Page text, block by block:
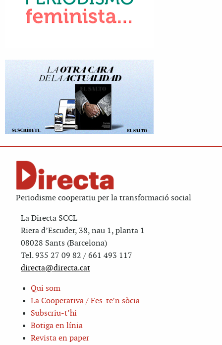
Periodisme cooperatiu per la transformació social
La Directa SCCL
Riera d’Escuder, 38, nau 1, planta 1
08028 Sants (Barcelona)
Tel. 935 27 09 82 / 661 493 117
directa@directa.cat
Qui som
La Cooperativa / Fes-te’n sòcia
Subscriu-t’hi
Botiga en línia
Revista en paper